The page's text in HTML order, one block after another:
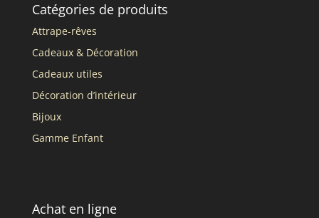
Catégories de produits
Attrape-rêves
Cadeaux & Décoration
Cadeaux utiles
Décoration d’intérieur
Bijoux
Gamme Enfant
Achat en ligne